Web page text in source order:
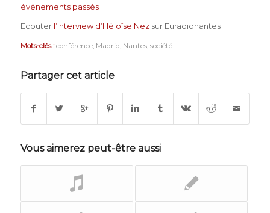
événements passés
Ecouter l’interview d’Héloïse Nezsur Euradionantes
Mots-clés : conférence, Madrid, Nantes, société
Partager cet article
Vous aimerez peut-être aussi